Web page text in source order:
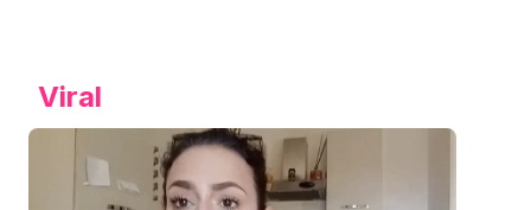
Viral